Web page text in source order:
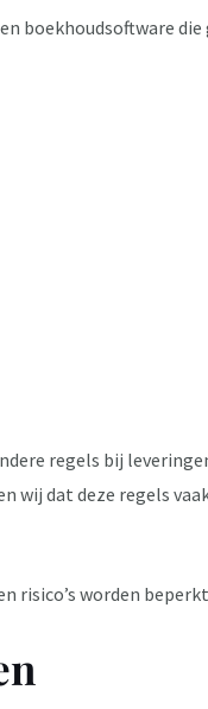
boekhoudsoftware
regels bij
wij dat deze regels
risico’s worden